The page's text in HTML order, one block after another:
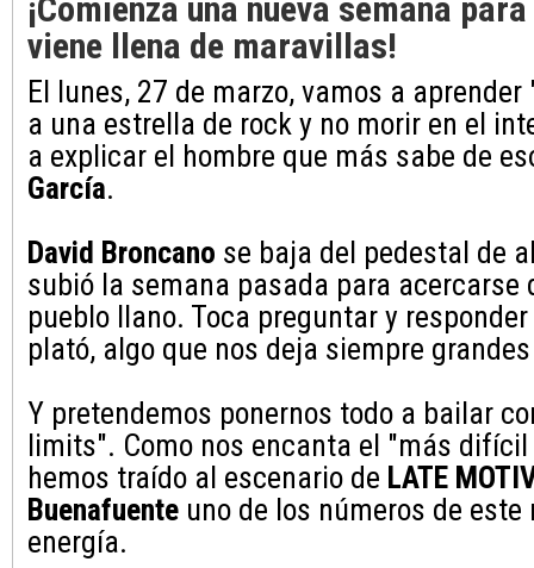
¡Comienza una nueva semana
viene llena de maravillas!
El lunes, 27 de marzo, vamos a
a una estrella de rock y no morir en el
a explicar el hombre que más sabe de
García.
David Broncano se baja del pedestal de
subió la semana pasada para acercarse
pueblo llano. Toca preguntar y
plató, algo que nos deja siempre
Y pretendemos ponernos todo a bailar
limits". Como nos encanta el "más
hemos traído al escenario de LATE
Buenafuente uno de los números de
energía.